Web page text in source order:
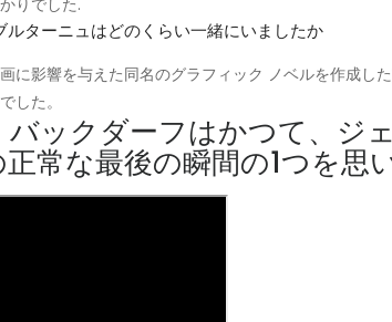
りでした.
ルターニュはどのくらい一緒にいましたか
に影響を与えた同名のグラフィック ノベルを作成し
した。
バックダーフはかつて、ジ
常な最後の瞬間の1つを思